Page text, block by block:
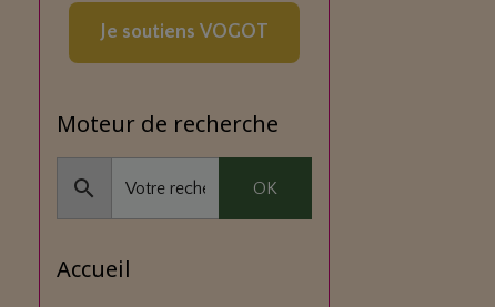
Je soutiens VOGOT
Moteur de recherche
OK
Accueil